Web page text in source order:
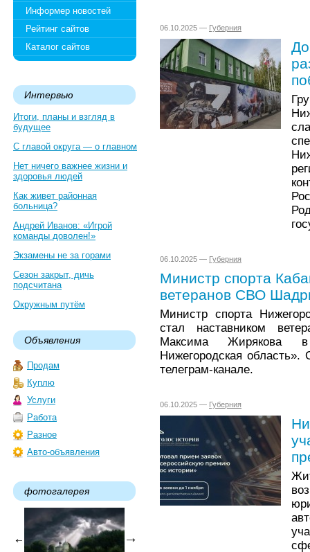
Информер новостей
Рейтинг сайтов
Каталог сайтов
Интервью
Итоги, планы и взгляд в
будущее
С главой округа — о главном
Нет ничего важнее жизни и
здоровья людей
Как живет районная
больница?
Андрей Иванов: «Игрой
команды доволен!»
Экзамены не за горами
Сезон закрыт, дичь
подсчитана
Окружным путём
Объявления
Продам
Куплю
Услуги
Работа
Разное
Авто-объявления
фотогалерея
06.10.2025 — Губерния
06.10.2025 — Губерния
Министр спорта
ветеранов СВО
Министр спорта
стал наставником
Максима Жирякова
Нижегородская
телеграм-канале.
06.10.2025 — Губерния